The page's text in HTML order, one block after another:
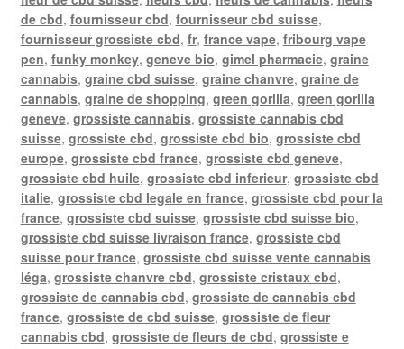
de cbd, fournisseur cbd, fournisseur cbd suisse,
fournisseur grossiste cbd, fr, france vape, fribourg vape
pen, funky monkey, geneve bio, gimel pharmacie, graine
cannabis, graine cbd suisse, graine chanvre, graine de
cannabis, graine de shopping, green gorilla, green gorilla
geneve, grossiste cannabis, grossiste cannabis cbd
suisse, grossiste cbd, grossiste cbd bio, grossiste cbd
europe, grossiste cbd france, grossiste cbd geneve,
grossiste cbd huile, grossiste cbd inferieur, grossiste cbd
italie, grossiste cbd legale en france, grossiste cbd pour la
france, grossiste cbd suisse, grossiste cbd suisse bio,
grossiste cbd suisse livraison france, grossiste cbd
suisse pour france, grossiste cbd suisse vente cannabis
léga, grossiste chanvre cbd, grossiste cristaux cbd,
grossiste de cannabis cbd, grossiste de cannabis cbd
france, grossiste de cbd suisse, grossiste de fleur
cannabis cbd, grossiste de fleurs de cbd, grossiste e